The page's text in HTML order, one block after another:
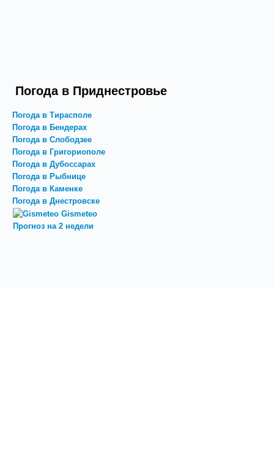
Погода в Приднестровье
Погода в Тирасполе
Погода в Бендерах
Погода в Слободзее
Погода в Григориополе
Погода в Дубоссарах
Погода в Рыбнице
Погода в Каменке
Погода в Днестровске
Gismeteo
Прогноз на 2 недели